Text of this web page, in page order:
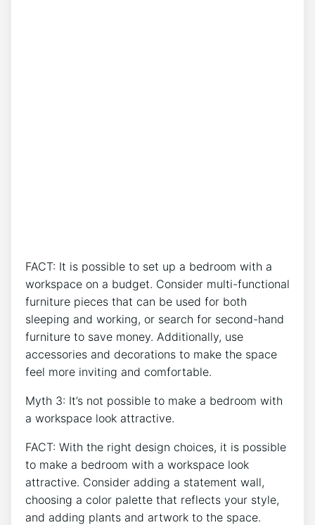
FACT: It is possible to set up a bedroom with a
workspace on a budget. Consider multi-functional
furniture pieces that can be used for both
sleeping and working, or search for second-hand
furniture to save money. Additionally, use
accessories and decorations to make the space
feel more inviting and comfortable.
Myth 3: It’s not possible to make a bedroom with
a workspace look attractive.
FACT: With the right design choices, it is possible
to make a bedroom with a workspace look
attractive. Consider adding a statement wall,
choosing a color palette that reflects your style,
and adding plants and artwork to the space.